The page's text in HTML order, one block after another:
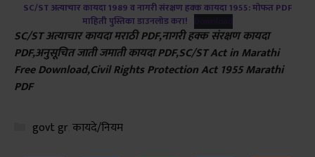
SC/ST अत्याचार कायदा 1989 व नागरी संरक्षण हक्क कायदा 1955: मोफत PDF
माहिती पुस्तिका डाउनलोड करा! Download
SC/ST अत्याचार कायदा मराठी PDF,नागरी हक्क संरक्षण कायदा
PDF,अनुसूचित जाती जमाती कायदा PDF,SC/ST Act in Marathi
Free Download,Civil Rights Protection Act 1955 Marathi
PDF
Categories
govt gr, कायदे/नियम